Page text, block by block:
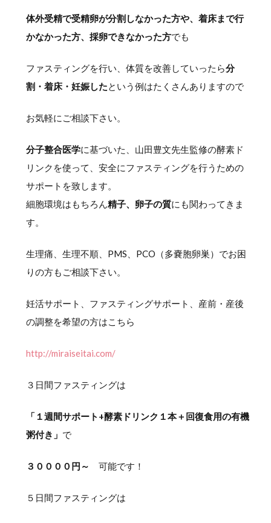
体外受精で受精卵が分割しなかった方や、着床まで行
かなかった方、採卵できなかった方でも
ファスティングを行い、体質を改善していったら分
割・着床・妊娠したという例はたくさんありますので
お気軽にご相談下さい。
分子整合医学に基づいた、山田豊文先生監修の酵素ド
リンクを使って、安全にファスティングを行うための
サポートを致します。
細胞環境はもちろん精子、卵子の質にも関わってきま
す。
生理痛、生理不順、PMS、PCO（多嚢胞卵巣）でお困
りの方もご相談下さい。
妊活サポート、ファスティングサポート、産前・産後
の調整を希望の方はこちら
http://miraiseitai.com/
３日間ファスティングは
「１週間サポート+酵素ドリンク１本＋回復食用の有機
粥付き」 で
３００００円～ 可能です！
５日間ファスティングは